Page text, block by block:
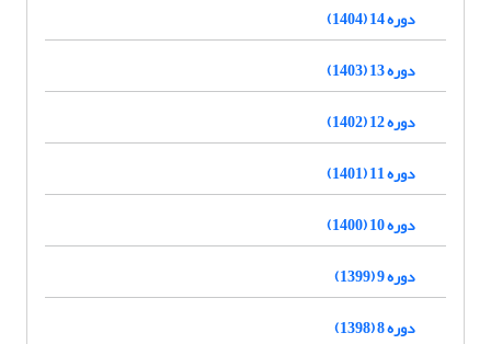
دوره 14 (1404)
دوره 13 (1403)
دوره 12 (1402)
دوره 11 (1401)
دوره 10 (1400)
دوره 9 (1399)
دوره 8 (1398)